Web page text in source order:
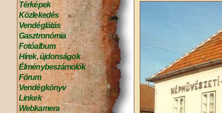
Térképek
Közlekedés
Vendéglátás
Gasztronómia
Fotóalbum
Hírek, újdonságok
Élménybeszámolók
Fórum
Vendégkönyv
Linkek
Webkamera